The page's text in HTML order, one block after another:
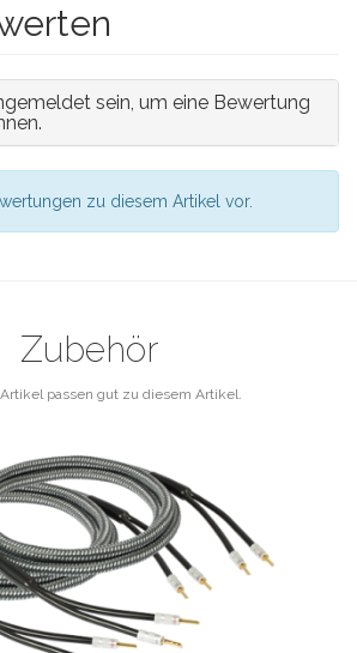
sein, um eine Bewertung
zu diesem Artikel vor.
Zubehör
passen gut zu diesem Artikel.